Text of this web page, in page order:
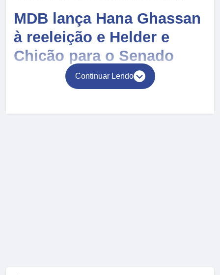
MDB lança Hana Ghassan
à reeleição e Helder e
Chicão para o Senado
Continuar Lendo